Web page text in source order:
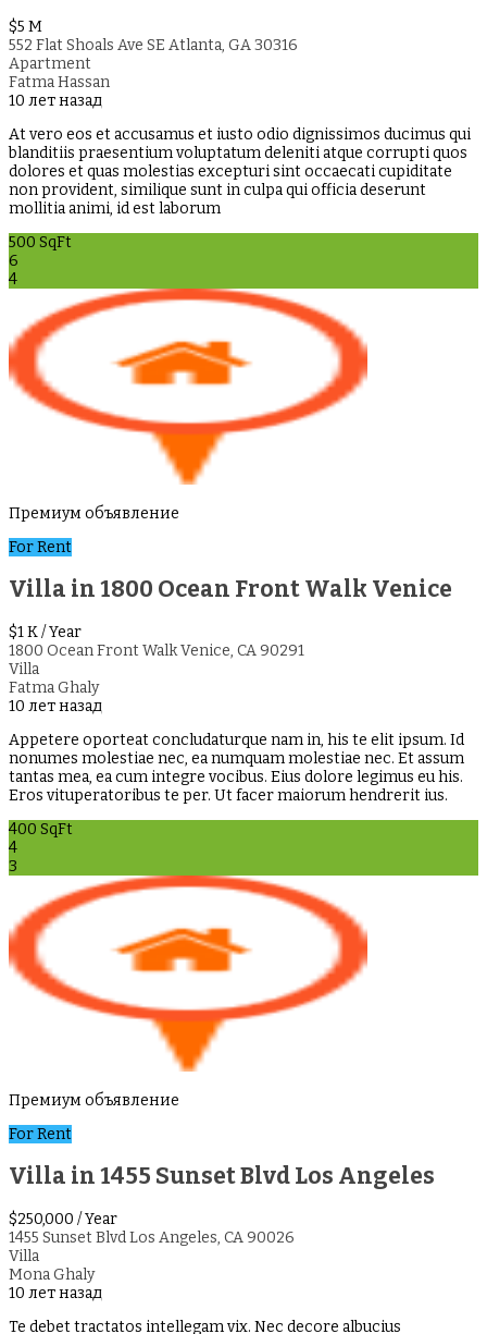
$5 M
552 Flat Shoals Ave SE Atlanta, GA 30316
Apartment
Fatma Hassan
10 лет назад
At vero eos et accusamus et iusto odio dignissimos ducimus qui
blanditiis praesentium voluptatum deleniti atque corrupti quos
dolores et quas molestias excepturi sint occaecati cupiditate
non provident, similique sunt in culpa qui officia deserunt
mollitia animi, id est laborum
500 SqFt
6
4
Премиум объявление
For Rent
Villa in 1800 Ocean Front Walk Venice
$1 K/ Year
1800 Ocean Front Walk Venice, CA 90291
Villa
Fatma Ghaly
10 лет назад
Appetere oporteat concludaturque nam in, his te elit ipsum. Id
nonumes molestiae nec, ea numquam molestiae nec. Et assum
tantas mea, ea cum integre vocibus. Eius dolore legimus eu his.
Eros vituperatoribus te per. Ut facer maiorum hendrerit ius.
400 SqFt
4
3
Премиум объявление
For Rent
Villa in 1455 Sunset Blvd Los Angeles
$250,000 / Year
1455 Sunset Blvd Los Angeles, CA 90026
Villa
Mona Ghaly
10 лет назад
Te debet tractatos intellegam vix. Nec decore albucius